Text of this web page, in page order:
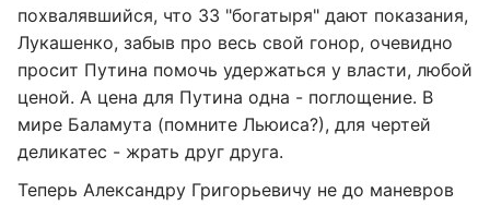
похвалявшийся, что 33 "богатыря" дают показания,
Лукашенко, забыв про весь свой гонор, очевидно
просит Путина помочь удержаться у власти, любой
ценой. А цена для Путина одна - поглощение. В
мире Баламута (помните Льюиса?), для чертей
деликатес - жрать друг друга.
Теперь Александру Григорьевичу не до маневров